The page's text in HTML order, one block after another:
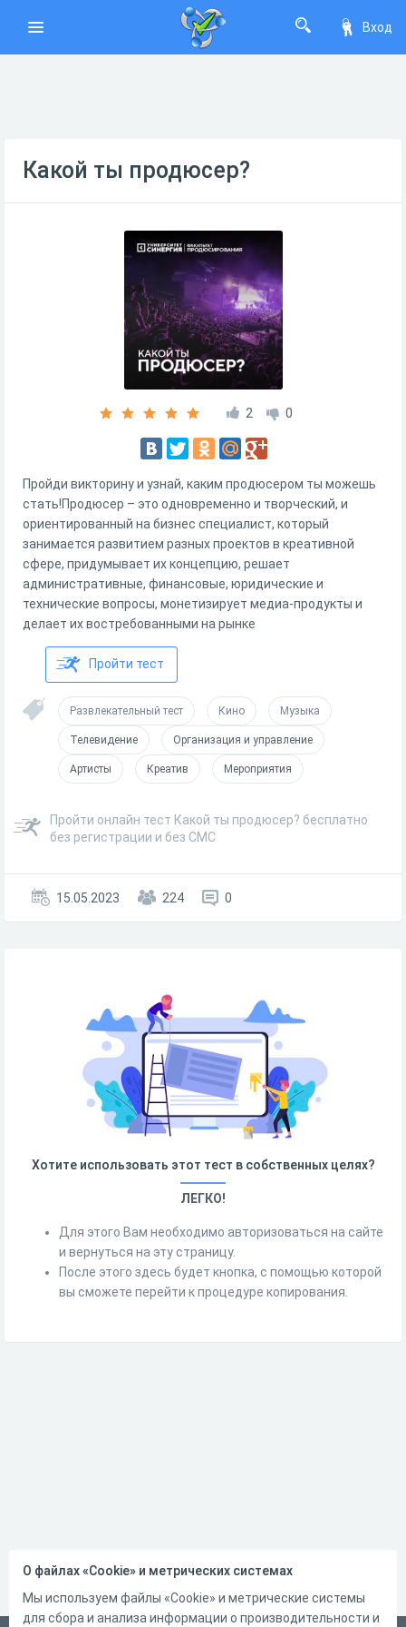
Вход
Какой ты продюсер?
2 0
Пройди викторину и узнай, каким продюсером ты можешь
стать!Продюсер – это одновременно и творческий, и
ориентированный на бизнес специалист, который
занимается развитием разных проектов в креативной
сфере, придумывает их концепцию, решает
административные, финансовые, юридические и
технические вопросы, монетизирует медиа-продукты и
делает их востребованными на рынке
Пройти тест
Развлекательный тест Кино Музыка
Телевидение Организация и управление
Артисты Креатив Мероприятия
Пройти онлайн тест Какой ты продюсер? бесплатно
без регистрации и без СМС
15.05.2023 224 0
Хотите использовать этот тест в собственных целях?
ЛЕГКО!
Для этого Вам необходимо авторизоваться на сайте
и вернуться на эту страницу.
После этого здесь будет кнопка, с помощью которой
вы сможете перейти к процедуре копирования.
О файлах «Cookie» и метрических системах
Мы используем файлы «Cookie» и метрические системы
для сбора и анализа информации о производительности и